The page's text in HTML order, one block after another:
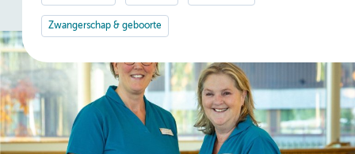
Zwangerschap & geboorte